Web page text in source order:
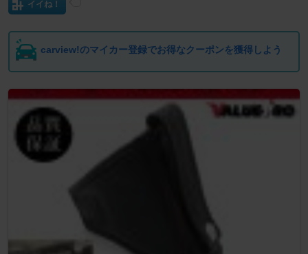
イイね！
carview!のマイカー登録でお得なクーポンを獲得しよう